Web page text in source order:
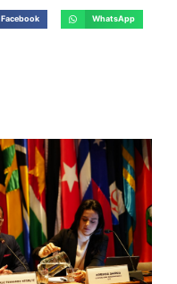
Facebook WhatsApp